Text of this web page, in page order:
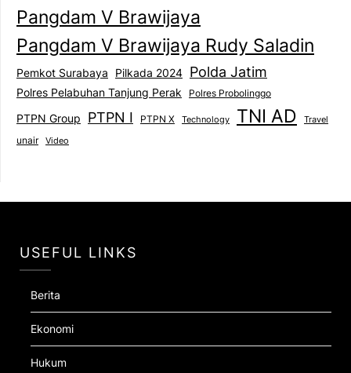
Pangdam V Brawijaya
Pangdam V Brawijaya Rudy Saladin
Pemkot Surabaya Pilkada 2024 Polda Jatim
Polres Pelabuhan Tanjung Perak Polres Probolinggo
PTPN Group PTPN I PTPN X Technology TNI AD Travel
unair Video
USEFUL LINKS
Berita
Ekonomi
Hukum